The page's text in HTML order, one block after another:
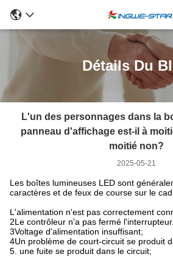
Détails Du
L'un des personnages dans la
panneau d'affichage est-il à
moitié non?
2025-05-21
Les boîtes lumineuses LED sont
caractères et de feux de course sur le
L'alimentation n'est pas correctement
2Le contrôleur n'a pas fermé l'interrupteur.
3Voltage d'alimentation insuffisant;
4Un problème de court-circuit se produit
5. une fuite se produit dans le circuit;